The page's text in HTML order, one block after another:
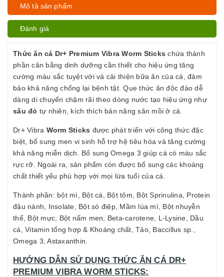
Mô tả sản phẩm
Đánh giá
Thức ăn cá Dr+ Premium Vibra Worm Sticks chứa thành
phần cân bằng dinh dưỡng cần thiết cho hiệu ứng tăng
cường màu sắc tuyệt vời và cải thiện bữa ăn của cá, đảm
bảo khả năng chống lại bệnh tật. Que thức ăn độc đáo dễ
dàng di chuyển chậm rãi theo dòng nước tạo hiệu ứng như
sâu đỏ tự nhiên, kích thích bản năng săn mồi ở cá.
Dr+ Vibra Worm Sticks được phát triển với công thức đặc
biệt, bổ sung men vi sinh hỗ trợ hệ tiêu hóa và tăng cường
khả năng miễn dịch. Bổ sung Omega 3 giúp cá có màu sắc
rực rỡ. Ngoài ra, sản phẩm còn được bổ sung các khoáng
chất thiết yếu phù hợp với mọi lứa tuổi của cá.
Thành phần: bột mì, Bột cá, Bột tôm, Bột Sprinulina, Protein
đậu nành, Insolate, Bột sò điệp, Mầm lúa mì, Bột nhuyễn
thể, Bột mực, Bột nấm men, Beta-carotene, L-Lysine, Dầu
cá, Vitamin tổng hợp & Khoáng chất, Tảo, Baccillus sp.,
Omega 3, Astaxanthin.
HƯỚNG DẪN SỬ DỤNG THỨC ĂN CÁ DR+
PREMIUM VIBRA WORM STICKS: